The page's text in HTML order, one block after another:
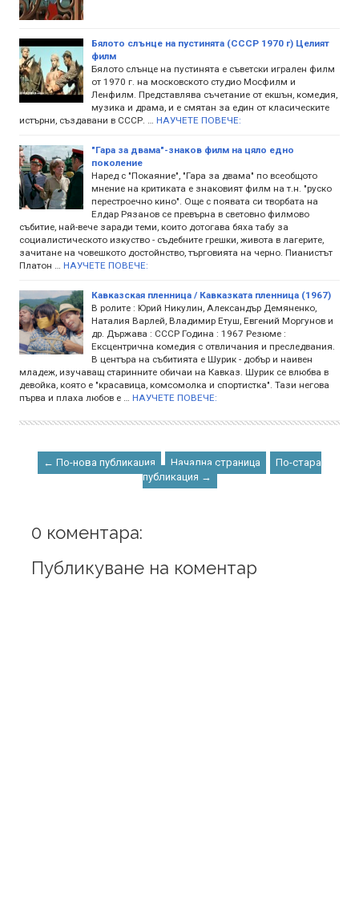
Бялото слънце на пустинята (СССР 1970 г) Целият
филм
Бялото слънце на пустинята е съветски игрален филм
от 1970 г. на московското студио Мосфилм и
Ленфилм. Представлява съчетание от екшън, комедия,
музика и драма, и е смятан за един от класическите
истърни, създавани в СССР. …
НАУЧЕТЕ ПОВЕЧЕ:
"Гара за двама"-знаков филм на цяло едно
поколение
Наред с "Покаяние", "Гара за двама" по всеобщото
мнение на критиката е знаковият филм на т.н. "руско
перестроечно кино". Още с появата си творбата на
Елдар Рязанов се превърна в световно филмово
събитие, най-вече заради теми, които дотогава бяха табу за
социалистическото изкуство - съдебните грешки, живота в лагерите,
зачитане на човешкото достойнство, търговията на черно. Пианистът
Платон …
НАУЧЕТЕ ПОВЕЧЕ:
Кавказская пленница / Кавказката пленница (1967)
В ролите : Юрий Никулин, Александър Демяненко,
Наталия Варлей, Владимир Етуш, Евгений Моргунов и
др. Държава : СССР Година : 1967 Резюме :
Ексцентрична комедия с отвличания и преследвания.
В центъра на събитията е Шурик - добър и наивен
младеж, изучаващ старинните обичаи на Кавказ. Шурик се влюбва в
девойка, която е "красавица, комсомолка и спортистка". Тази негова
първа и плаха любов е …
НАУЧЕТЕ ПОВЕЧЕ:
← По-нова публикация Начална страница
По-стара
публикация →
0 коментара:
Публикуване на коментар